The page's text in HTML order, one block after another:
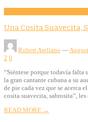
Una Cosita Suavecita,
Robert Arellano —
2 0
“Siéntese porque todavía falta
la gran cantante cubana a su
de pie cada vez que se acerca
cosita suavecita, sabrosita”,
READ MORE →